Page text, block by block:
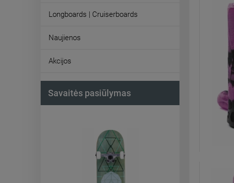
Longboards | Cruiserboards
Naujienos
Akcijos
Savaitės pasiūlymas